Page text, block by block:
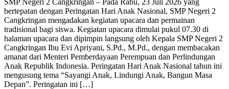
bertepatan dengan Peringatan Hari Anak Nasional, SMP Negeri 2
Cangkringan mengadakan kegiatan upacara dan permainan
tradisional bagi siswa. Kegiatan upacara dimulai pukul 07.30 di
halaman upacara dan dipimpin langsung oleh Kepala SMP Negeri 2
Cangkringan Ibu Evi Apriyani, S.Pd., M.Pd., dengan membacakan
amanat dari Menteri Pemberdayaan Perempuan dan Perlindungan
Anak Republik Indonesia. Peringatan Hari Anak Nasional tahun ini
mengusung tema “Sayangi Anak, Lindungi Anak, Bangun Masa
Depan”. Peringatan ini […]